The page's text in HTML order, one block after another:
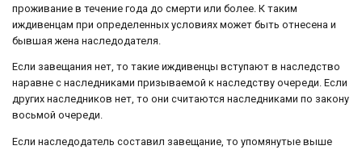
проживание в течение года до смерти или более. К таким
иждивенцам при определенных условиях может быть отнесена и
бывшая жена наследодателя.
Если завещания нет, то такие иждивенцы вступают в наследство
наравне с наследниками призываемой к наследству очереди. Если
других наследников нет, то они считаются наследниками по закону
восьмой очереди.
Если наследодатель составил завещание, то упомянутые выше